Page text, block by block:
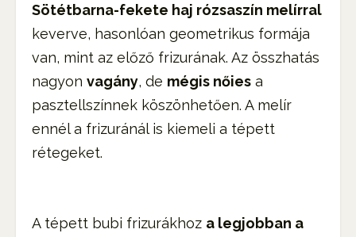
Sötétbarna-fekete haj rózsaszín melírral
keverve, hasonlóan geometrikus formája
van, mint az előző frizurának. Az összhatás
nagyonvagány, de mégis nőies a
pasztellszínnek köszönhetően. A melír
ennél a frizuránál is kiemeli a tépett
rétegeket.
A tépett bubi frizurákhoz a legjobban a